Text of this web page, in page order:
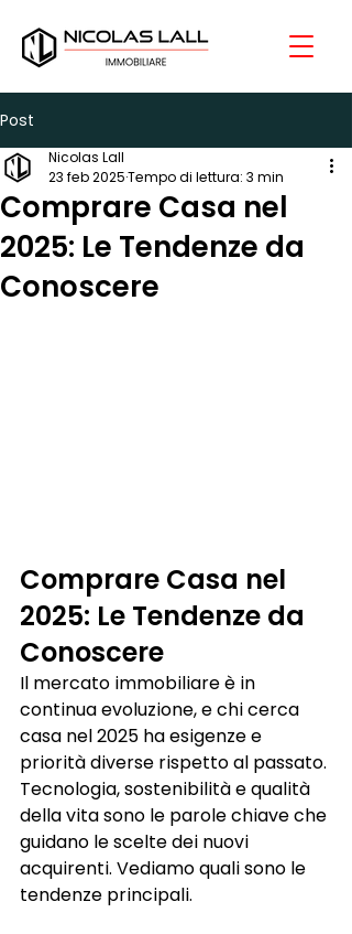
Post
Comprare Casa nel
2025: Le Tendenze da
Conoscere
Nicolas Lall
23 feb 2025Tempo di lettura: 3 min
Comprare Casa nel
2025: Le Tendenze da
Conoscere
Il mercato immobiliare è in
continua evoluzione, e chi cerca
casa nel 2025 ha esigenze e
priorità diverse rispetto al passato.
Tecnologia, sostenibilità e qualità
della vita sono le parole chiave che
guidano le scelte dei nuovi
acquirenti. Vediamo quali sono le
tendenze principali.